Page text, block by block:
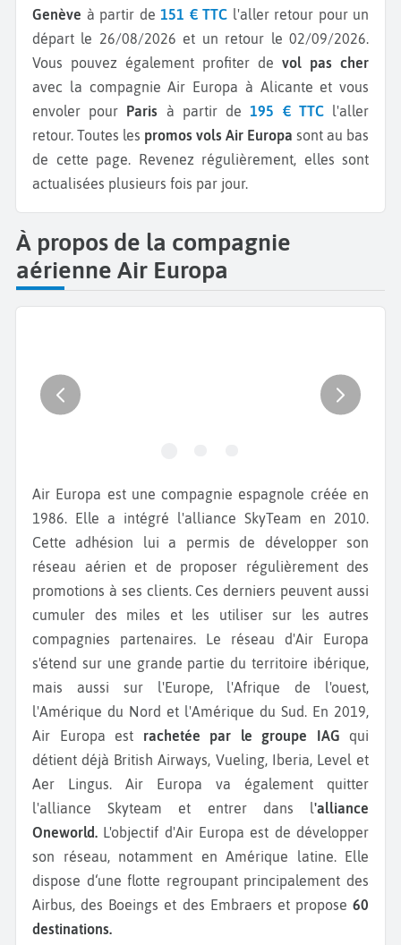
Genève à partir de 151 € TTC l'aller retour pour un
départ le 26/08/2026 et un retour le 02/09/2026.
Vous pouvez également profiter de vol pas cher
avec la compagnie Air Europa à Alicante et vous
envoler pour Paris à partir de195 € TTCl'aller
retour. Toutes les promos vols Air Europa sont au bas
de cette page. Revenez régulièrement, elles sont
actualisées plusieurs fois par jour.
À propos de la compagnie
aérienne Air Europa
Air Europa est une compagnie espagnole créée en
1986. Elle a intégré l'alliance SkyTeam en 2010.
Cette adhésion lui a permis de développer son
réseau aérien et de proposer régulièrement des
promotions à ses clients. Ces derniers peuvent aussi
cumuler des miles et les utiliser sur les autres
compagnies partenaires. Le réseau d'Air Europa
s'étend sur une grande partie du territoire ibérique,
mais aussi sur l'Europe, l'Afrique de l'ouest,
l'Amérique du Nord et l'Amérique du Sud. En 2019,
Air Europa est rachetée par le groupe IAG qui
détient déjà British Airways, Vueling, Iberia, Level et
Aer Lingus. Air Europa va également quitter
l'alliance Skyteam et entrer dans l'alliance
Oneworld. L'objectif d'Air Europa est de développer
son réseau, notamment en Amérique latine. Elle
dispose d‘une flotte regroupant principalement des
Airbus, des Boeings et des Embraers et propose 60
destinations.